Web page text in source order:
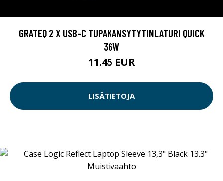
GRATEQ 2 X USB-C TUPAKANSYTYTINLATURI QUICK
36W
11.45 EUR
LISÄTIETOJA